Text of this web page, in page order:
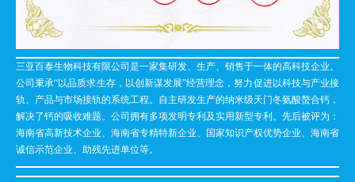
三亚百泰生物科技有限公司是一家集研发、生产、销售于一体的高科技企业。
公司秉承“以品质求生存，以创新谋发展”经营理念，努力促进以科技与产业接
轨、产品与市场接轨的系统工程。自主研发生产的纳米级天门冬氨酸螯合钙，
解决了钙的吸收难题。公司拥有多项发明专利及实用新型专利。先后被评为：
海南省高新技术企业、海南省专精特新企业、国家知识产权优势企业、海南省
诚信示范企业、助残先进单位等。